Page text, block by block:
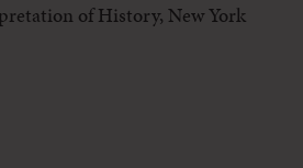
of History, New York